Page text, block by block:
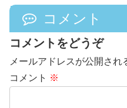
コメント
コメントをどうぞ
メールアドレスが公開され
コメント ※